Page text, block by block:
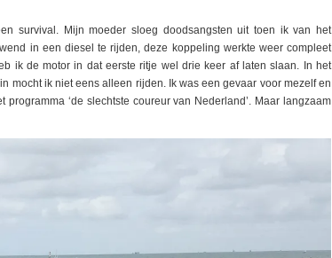
survival. Mijn moeder sloeg doodsangsten uit toen ik van het
in een diesel te rijden, deze koppeling werkte weer compleet
ik de motor in dat eerste ritje wel drie keer af laten slaan. In het
mocht ik niet eens alleen rijden. Ik was een gevaar voor mezelf en
‘de slechtste coureur van Nederland’. Maar langzaam